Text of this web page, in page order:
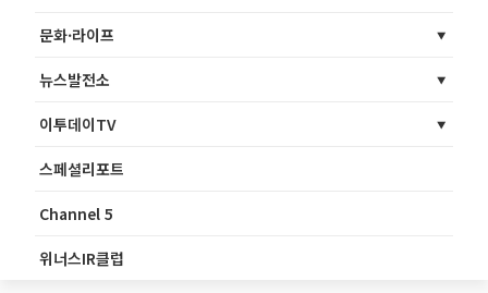
문화·라이프
뉴스발전소
이투데이TV
스페셜리포트
Channel 5
위너스IR클럽